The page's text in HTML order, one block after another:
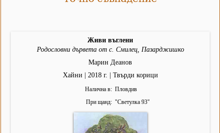
Живи въглени
Родословни дървета от с. Смилец, Пазарджишко
Марин Деанов
Хайни | 2018 г. | Твърди корици
Налична в
Пловдив
При щанд
"Светулка 93"